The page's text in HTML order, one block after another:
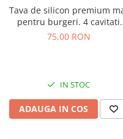
Tava de silicon premium
pentru burgeri. 4 cavitati
perforate pentru chifle sau
75,00 RON
IN STOC
ADAUGA IN COS